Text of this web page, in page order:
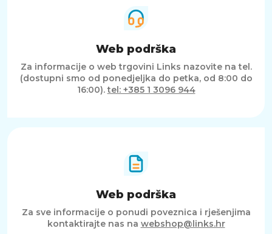
Web podrška
Za informacije o web trgovini Links nazovite na tel.
(dostupni smo od ponedjeljka do petka, od 8:00 do
16:00).tel: +385 1 3096 944
Web podrška
Za sve informacije o ponudi poveznica i rješenjima
kontaktirajte nas na webshop@links.hr